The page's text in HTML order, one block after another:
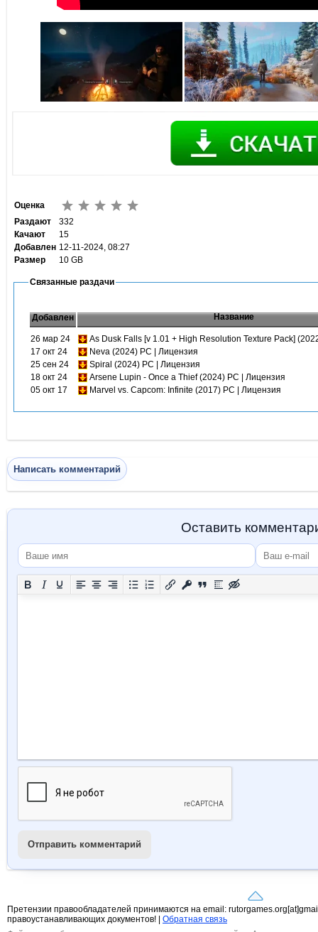
Оценка
Раздают
332
Качают
15
Добавлен 12-11-2024, 08:27
Размер
10 GB
Связанные раздачи
Добавлен Название
26 мар 24
As Dusk Falls [v 1.01 + High Resolution Texture Pack]
17 окт 24
Neva (2024) PC | Лицензия
25 сен 24
Spiral (2024) PC | Лицензия
18 окт 24
Arsene Lupin - Once a Thief (2024) PC | Лицензия
05 окт 17
Marvel vs. Capcom: Infinite (2017) PC | Лицензия
Написать комментарий
Оставить
Отправить комментарий
Претензии правообладателей принимаются на email:
правоустанавливающих документов! |
Обратная связь